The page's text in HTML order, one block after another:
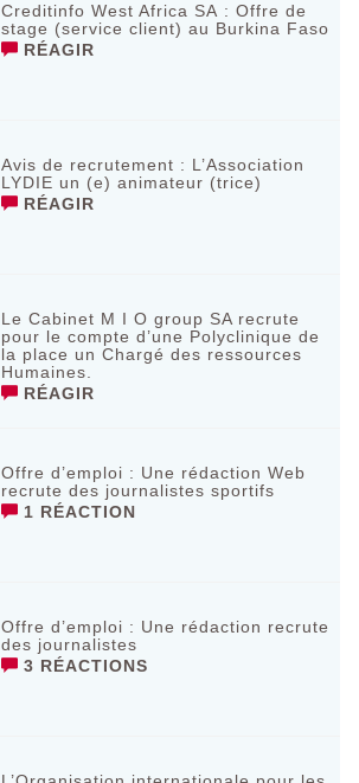
Creditinfo West Africa SA : Offre de
stage (service client) au Burkina Faso
RÉAGIR
Avis de recrutement : L’Association
LYDIE un (e) animateur (trice)
RÉAGIR
Le Cabinet M I O group SA recrute
pour le compte d’une Polyclinique de
la place un Chargé des ressources
Humaines.
RÉAGIR
Offre d’emploi : Une rédaction Web
recrute des journalistes sportifs
1 RÉACTION
Offre d’emploi : Une rédaction recrute
des journalistes
3 RÉACTIONS